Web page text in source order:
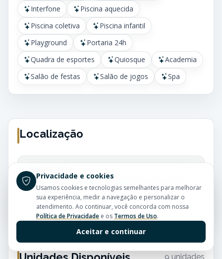
Interfone
Piscina aquecida
Piscina coletiva
Piscina infantil
Playground
Portaria 24h
Quadra de esportes
Quiosque
Academia
Salão de festas
Salão de jogos Spa
Localização
Centro - Balneário Camboriú - SC - CEP:
88330-380
9 unidades
Privacidade e cookies
Usamos cookies e tecnologias semelhantes para melhorar
sua experiência, medir a navegação e personalizar o
atendimento. Ao continuar, você concorda com nossa
Política de Privacidade e os Termos de Uso.
Aceitar e continuar